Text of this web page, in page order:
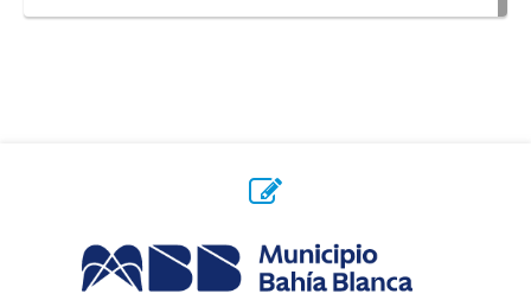
la transparencia fiscal e impositiva